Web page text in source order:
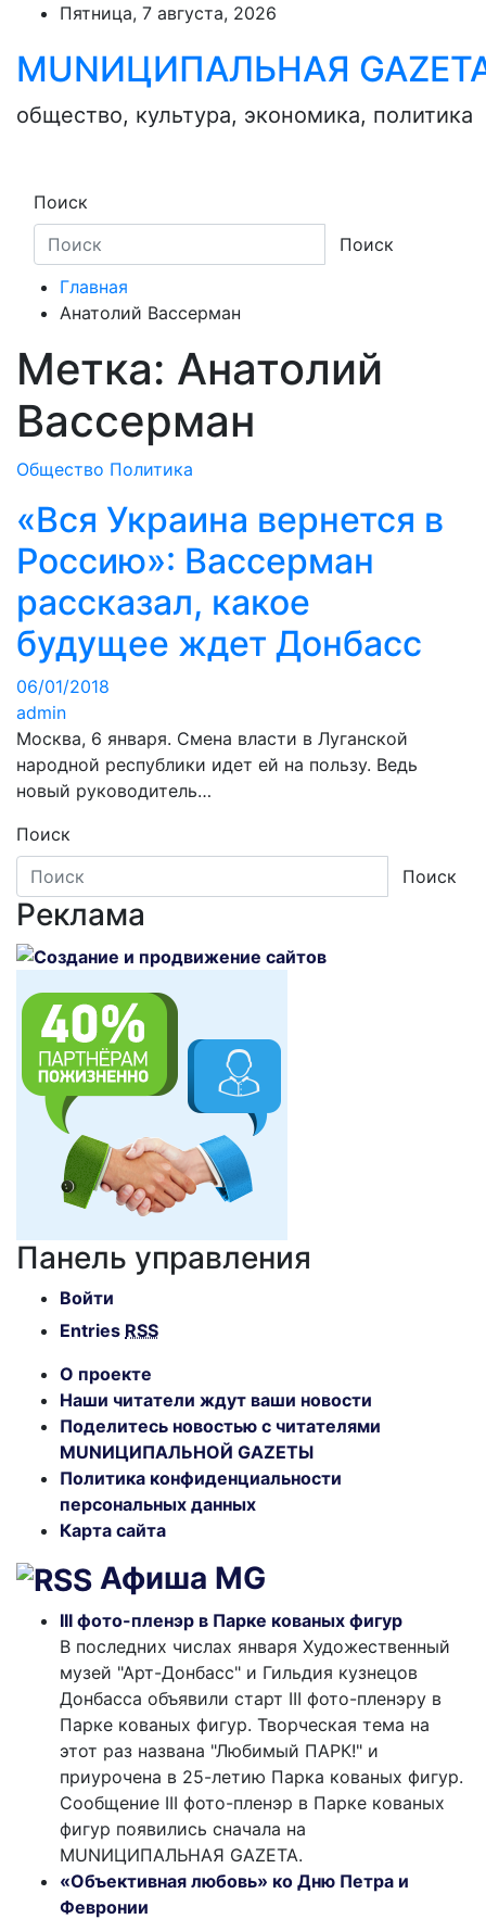
content
Пятница, 7 августа, 2026
MUNИЦИПАЛЬНАЯ
общество, культура, экономика, политика
Поиск
Поиск
Главная
Анатолий Вассерман
Метка: Анатолий
Вассерман
Общество Политика
«Вся Украина вернется в
Россию»: Вассерман
рассказал, какое
будущее ждет Донбасс
06/01/2018
admin
Москва, 6 января. Смена власти в Луганской
народной республики идет ей на пользу. Ведь
новый руководитель…
Поиск
Поиск
Реклама
Панель управления
Войти
Entries RSS
О проекте
Наши читатели ждут ваши новости
Поделитесь новостью с читателями
MUNИЦИПАЛЬНОЙ GAZЕТЫ
Политика конфиденциальности
персональных данных
Карта сайта
Афиша MG
III фото-пленэр в Парке кованых фигур
В последних числах января Художественный
музей "Арт-Донбасс" и Гильдия кузнецов
Донбасса объявили старт III фото-пленэру в
Парке кованых фигур. Творческая тема на
этот раз названа "Любимый ПАРК!" и
приурочена в 25-летию Парка кованых фигур.
Сообщение III фото-пленэр в Парке кованых
фигур появились сначала на
MUNИЦИПАЛЬНАЯ GAZЕТА.
«Объективная любовь» ко Дню Петра и
Февронии